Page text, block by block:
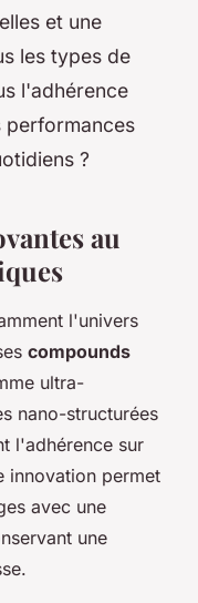
et une
les types de
l'adhérence
performances
?
au
l'univers
compounds
ultra-
nano-structurées
l'adhérence sur
innovation permet
avec une
une